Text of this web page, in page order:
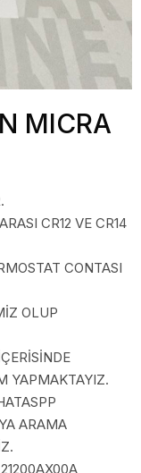
MICRA
CR12 VE CR14
CONTASI
OLUP
YAPMAKTAYIZ.
ARAMA